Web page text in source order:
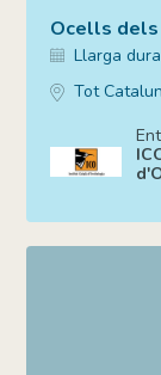
Ocells dels
Llarga
Tot